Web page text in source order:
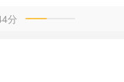
分